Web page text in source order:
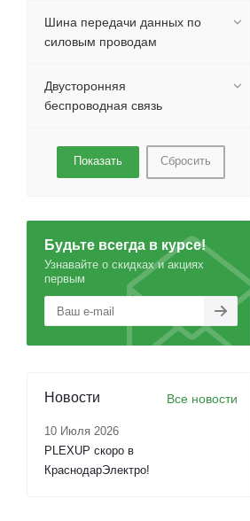
Шина передачи данных по
силовым проводам
Двусторонняя
беспроводная связь
Сбросить
Будьте всегда в курсе!
Узнавайте о скидках и акциях
первым
Новости Все новости
10 Июля 2026
PLEXUP скоро в
КраснодарЭлектро!